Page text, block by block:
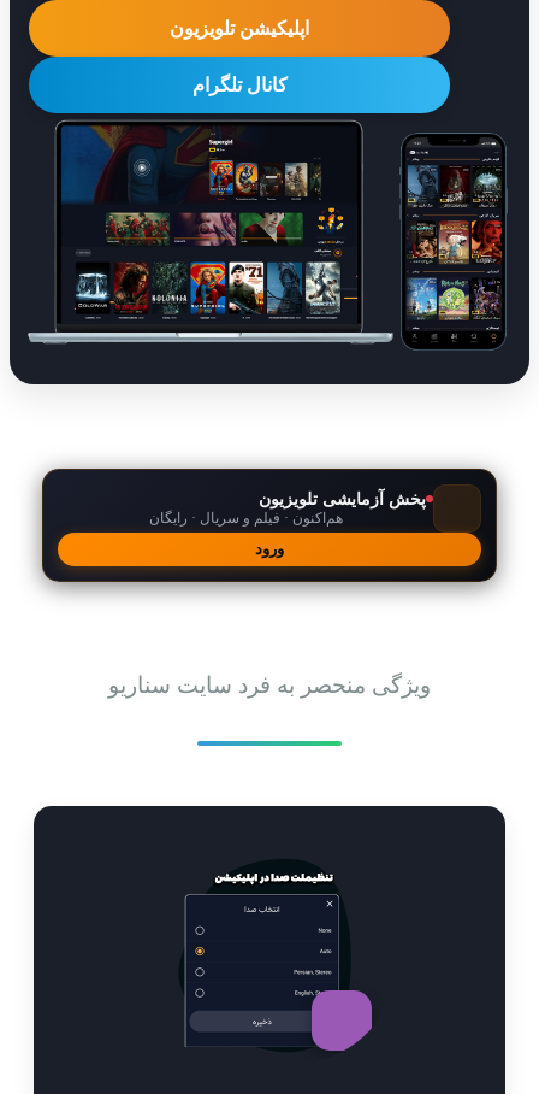
اپلیکیشن تلویزیون
کانال تلگرام
پخش آزمایشی تلویزیون
هم‌اکنون · فیلم و سریال · رایگان
ویژگی منحصر به فرد سایت سناریو